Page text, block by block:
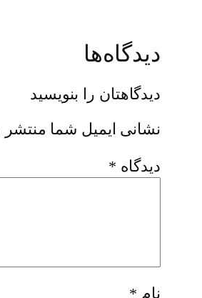
دیدگاه‌ها
دیدگاهتان را بنویسید
نشانی ایمیل شما
دیدگاه *
نام *